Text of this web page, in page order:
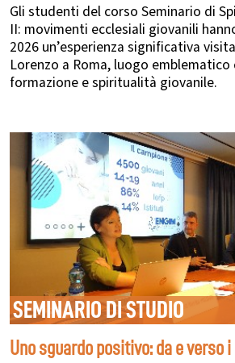
Gli studenti del corso Seminario di
II: movimenti ecclesiali giovanili
2026 un’esperienza significativa
Lorenzo a Roma, luogo
formazione e spiritualità giovanile.
SEMINARIO DI STUDIO
Uno sguardo positivo: da e verso